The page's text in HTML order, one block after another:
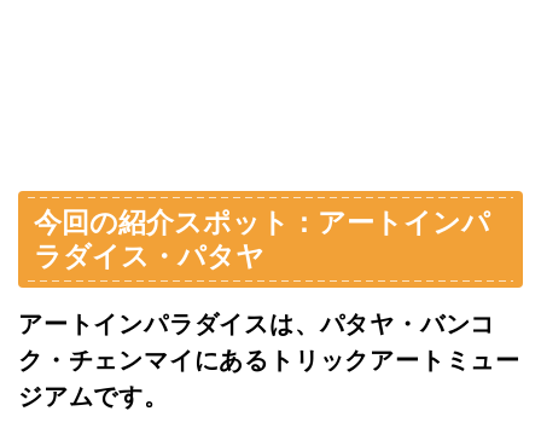
今回の紹介スポット：アートインパ
ラダイス・パタヤ
アートインパラダイスは、パタヤ・バンコ
ク・チェンマイにあるトリックアートミュー
ジアムです。